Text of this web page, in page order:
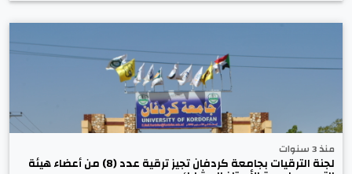
منذ 3 سنوات
لجنة الترقيات بجامعة كردفان تجيز ترقية عدد (8) من أعضاء هيئة